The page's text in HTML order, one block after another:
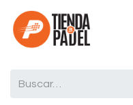
Ir al contenido